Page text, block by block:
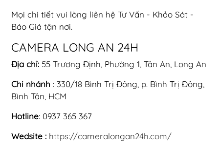
Mọi chi tiết vui lòng liên hệ Tư Vấn - Khảo Sát -
Báo Giá tận nơi.
CAMERA LONG AN 24H
Địa chỉ: 55 Trương Định, Phường 1, Tân An, Long An
Chi nhánh : 330/18 Bình Trị Đông, p. Bình Trị Đông,
Bình Tân, HCM
Hotline: 0937 365 367
Wedsite : https://cameralongan24h.com/